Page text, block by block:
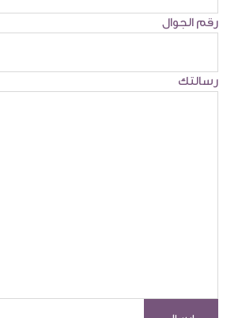
رقم الجوال
رسالتك